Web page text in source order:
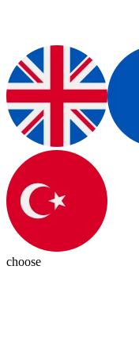
choose